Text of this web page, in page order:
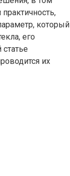
который
его
их